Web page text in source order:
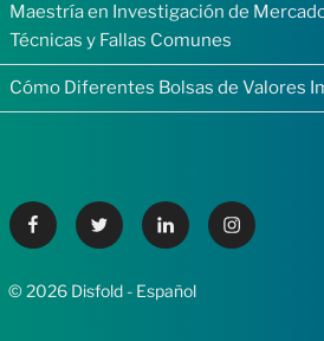
Maestría en Investigación de
Técnicas y Fallas Comunes
Cómo Diferentes Bolsas de Valores
FacebookTwitter LinkedinInstagram
© 2026 Disfold - Español